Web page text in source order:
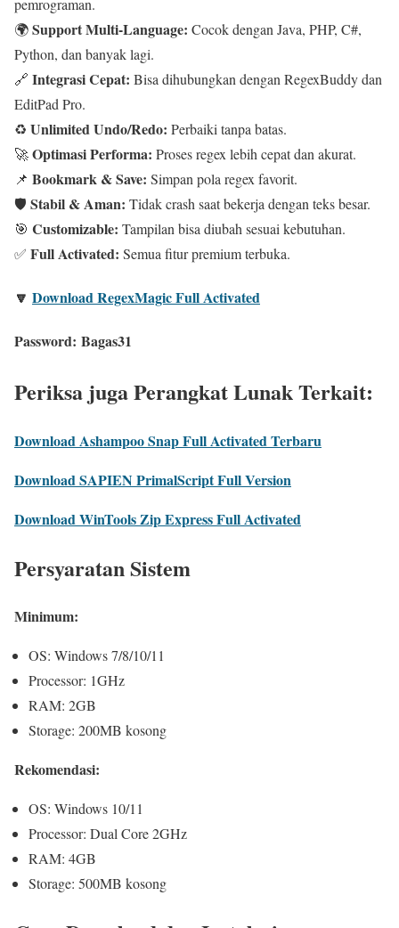
pemrograman.
🌍Support Multi-Language: Cocok dengan Java, PHP, C#,
Python, dan banyak lagi.
🔗 Integrasi Cepat: Bisa dihubungkan dengan RegexBuddy dan
EditPad Pro.
♻️ Unlimited Undo/Redo: Perbaiki tanpa batas.
🚀Optimasi Performa: Proses regex lebih cepat dan akurat.
📌 Bookmark & Save: Simpan pola regex favorit.
🛡️ Stabil & Aman: Tidak crash saat bekerja dengan teks besar.
🎯 Customizable: Tampilan bisa diubah sesuai kebutuhan.
✅ Full Activated: Semua fitur premium terbuka.
🔽 Download RegexMagic Full Activated
Password: Bagas31
Periksa juga Perangkat Lunak Terkait:
Download Ashampoo Snap Full Activated Terbaru
Download SAPIEN PrimalScript Full Version
Download WinTools Zip Express Full Activated
Persyaratan Sistem
Minimum:
OS: Windows 7/8/10/11
Processor: 1GHz
RAM: 2GB
Storage: 200MB kosong
Rekomendasi:
OS: Windows 10/11
Processor: Dual Core 2GHz
RAM: 4GB
Storage: 500MB kosong